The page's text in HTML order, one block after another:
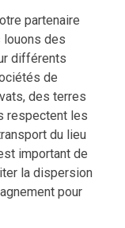
partenaire
louons des
différents
de
des terres
respectent les
du lieu
important de
la dispersion
pour